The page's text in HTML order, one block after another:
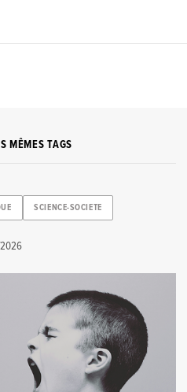
MÊMES TAGS
SCIENCE-SOCIETE